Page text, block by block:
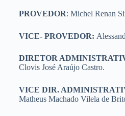
PROVEDOR: Michel Renan
VICE- PROVEDOR:
DIRETOR
Clovis José Araújo Castro.
VICE DIR.
Matheus Machado Vilela de